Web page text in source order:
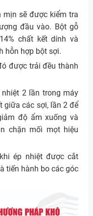
mịn sẽ được kiểm tra
đầu vào. Bột gỗ
chất kết dính và
hỗn hợp bột sợi.
được trải đều thành
2 lần trong máy
giữa các sợi, lần 2 để
độ ẩm xuống và
chặn mối mọt hiệu
ép nhiệt được cắt
tiến hành bo các góc